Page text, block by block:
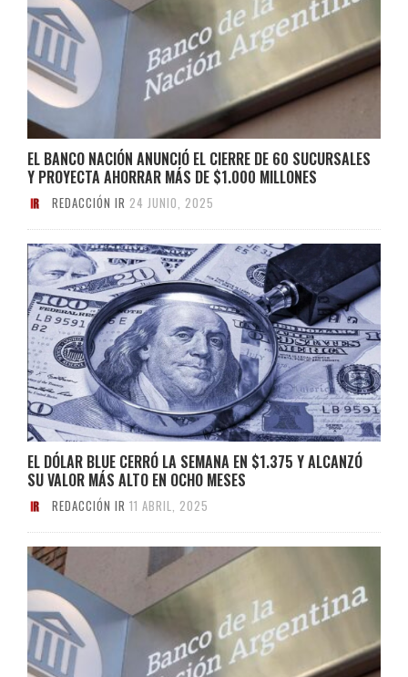
EL BANCO NACIÓN ANUNCIÓ EL CIERRE DE 60 SUCURSALES
Y PROYECTA AHORRAR MÁS DE $1.000 MILLONES
REDACCIÓN IR 24 JUNIO, 2025
​EL DÓLAR BLUE CERRÓ LA SEMANA EN $1.375 Y ALCANZÓ
SU VALOR MÁS ALTO EN OCHO MESES​
REDACCIÓN IR 11 ABRIL, 2025